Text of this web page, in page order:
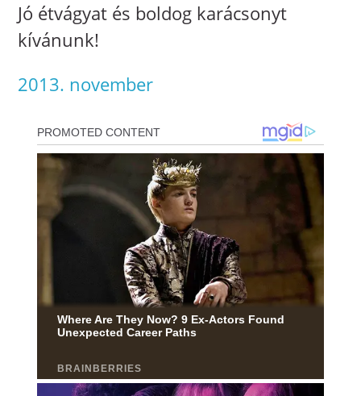
Jó étvágyat és boldog karácsonyt
kívánunk!
2013. november